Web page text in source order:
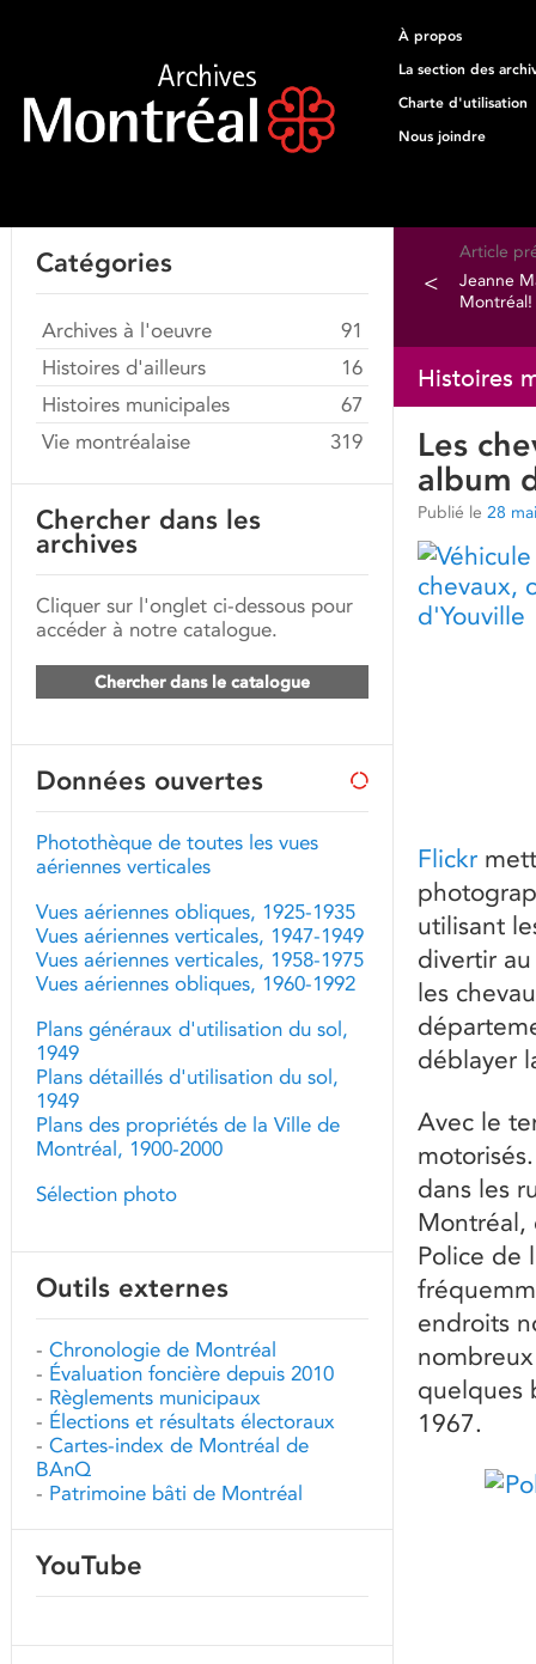
À propos
La section des
Charte d'utilisation
Nous joindre
Article
<
Jeanne
Montréal!
Histoires
Les
album
Publié le 28
Flickr
utilisant
divertir
les
déblayer
Avec le
dans les
Montréal,
Police de
endroits
quelques
1967.
Catégories
Archives à l'oeuvre
91
Histoires d'ailleurs
16
Histoires municipales
67
Vie montréalaise
319
Chercher dans les
archives
Cliquer sur l'onglet ci-dessous pour
accéder à notre catalogue.
Chercher dans le catalogue
Données ouvertes
Photothèque de toutes les vues
aériennes verticales
Vues aériennes obliques, 1925-1935
Vues aériennes verticales, 1947-1949
Vues aériennes verticales, 1958-1975
Vues aériennes obliques, 1960-1992
Plans généraux d'utilisation du sol,
1949
Plans détaillés d'utilisation du sol,
1949
Plans des propriétés de la Ville de
Montréal, 1900-2000
Sélection photo
Outils externes
- Chronologie de Montréal
- Évaluation foncière depuis 2010
- Règlements municipaux
- Élections et résultats électoraux
- Cartes-index de Montréal de
BAnQ
- Patrimoine bâti de Montréal
YouTube